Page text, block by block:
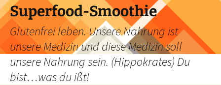
Zum
Inhalt
springen
Superfood-Smoothie
Glutenfrei leben. Unsere Nahrung ist
unsere Medizin und diese Medizin soll
unsere Nahrung sein. (Hippokrates) Du
bist…was du ißt!